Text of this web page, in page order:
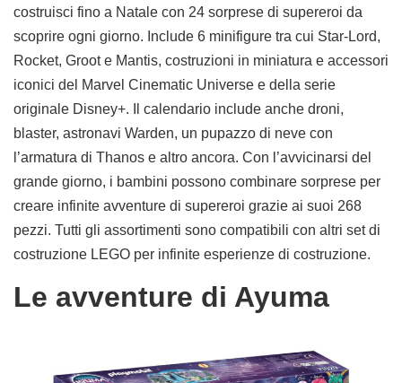
costruisci fino a Natale con 24 sorprese di supereroi da
scoprire ogni giorno. Include 6 minifigure tra cui Star-Lord,
Rocket, Groot e Mantis, costruzioni in miniatura e accessori
iconici del Marvel Cinematic Universe e della serie
originale Disney+. Il calendario include anche droni,
blaster, astronavi Warden, un pupazzo di neve con
l’armatura di Thanos e altro ancora. Con l’avvicinarsi del
grande giorno, i bambini possono combinare sorprese per
creare infinite avventure di supereroi grazie ai suoi 268
pezzi. Tutti gli assortimenti sono compatibili con altri set di
costruzione LEGO per infinite esperienze di costruzione.
Le avventure di Ayuma